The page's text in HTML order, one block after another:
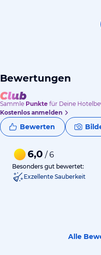
Bewertungen
Sammle Punkte für Deine
Kostenlos anmelden
Bewerten
6,0 / 6
Besonders gut bewertet:
Exzellente Sauberkeit
Alle